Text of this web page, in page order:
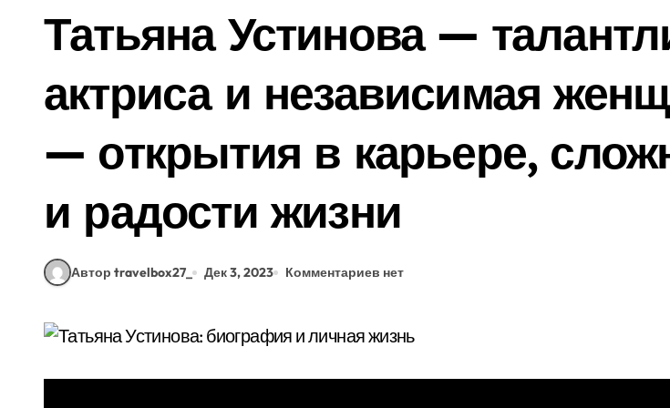
Татьяна Устинова —
актриса и независимая
— открытия в карьере,
и радости жизни
Автор travelbox27_ Дек 3, 2023 Комментариев нет